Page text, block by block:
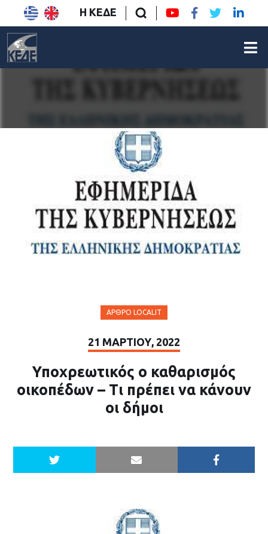
Η ΚΕΔΕ
ΆΡΘΡΟ LOCALIT
21 ΜΑΡΤΊΟΥ, 2022
Υποχρεωτικός ο καθαρισμός
οικοπέδων – Τι πρέπει να κάνουν
οι δήμοι